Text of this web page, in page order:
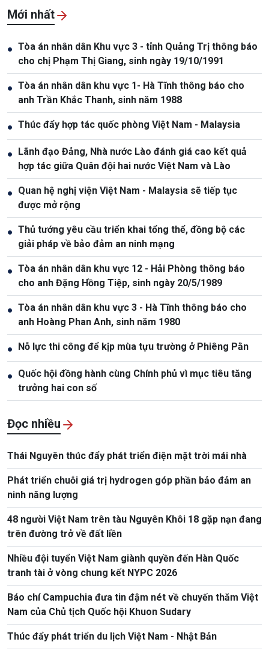
Mới nhất
● Tòa án nhân dân Khu vực 3 - tỉnh Quảng Trị thông báo
cho chị Phạm Thị Giang, sinh ngày 19/10/1991
● Tòa án nhân dân khu vực 1- Hà Tĩnh thông báo cho
anh Trần Khắc Thanh, sinh năm 1988
● Thúc đẩy hợp tác quốc phòng Việt Nam - Malaysia
● Lãnh đạo Đảng, Nhà nước Lào đánh giá cao kết quả
hợp tác giữa Quân đội hai nước Việt Nam và Lào
● Quan hệ nghị viện Việt Nam - Malaysia sẽ tiếp tục
được mở rộng
● Thủ tướng yêu cầu triển khai tổng thể, đồng bộ các
giải pháp về bảo đảm an ninh mạng
● Tòa án nhân dân khu vực 12 - Hải Phòng thông báo
cho anh Đặng Hồng Tiệp, sinh ngày 20/5/1989
● Tòa án nhân dân khu vực 3 - Hà Tĩnh thông báo cho
anh Hoàng Phan Anh, sinh năm 1980
● Nỗ lực thi công để kịp mùa tựu trường ở Phiêng Pằn
● Quốc hội đồng hành cùng Chính phủ vì mục tiêu tăng
trưởng hai con số
Đọc nhiều
Thái Nguyên thúc đẩy phát triển điện mặt trời mái nhà
Phát triển chuỗi giá trị hydrogen góp phần bảo đảm an
ninh năng lượng
48 người Việt Nam trên tàu Nguyên Khôi 18 gặp nạn đang
trên đường trở về đất liền
Nhiều đội tuyển Việt Nam giành quyền đến Hàn Quốc
tranh tài ở vòng chung kết NYPC 2026
Báo chí Campuchia đưa tin đậm nét về chuyến thăm Việt
Nam của Chủ tịch Quốc hội Khuon Sudary
Thúc đẩy phát triển du lịch Việt Nam - Nhật Bản